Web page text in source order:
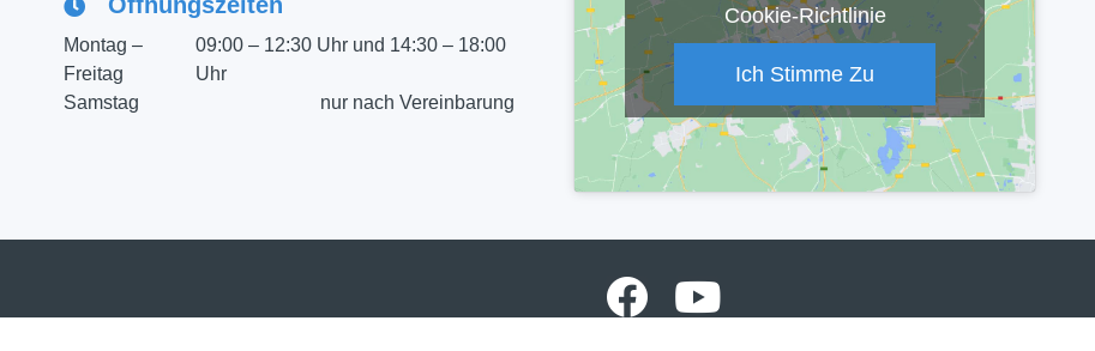
Montag –
Freitag
09:00 – 12:30 Uhr und 14:30 – 18:00
Uhr
Samstag
nur nach Vereinbarung
Cookie-Richtlinie
Ich Stimme Zu